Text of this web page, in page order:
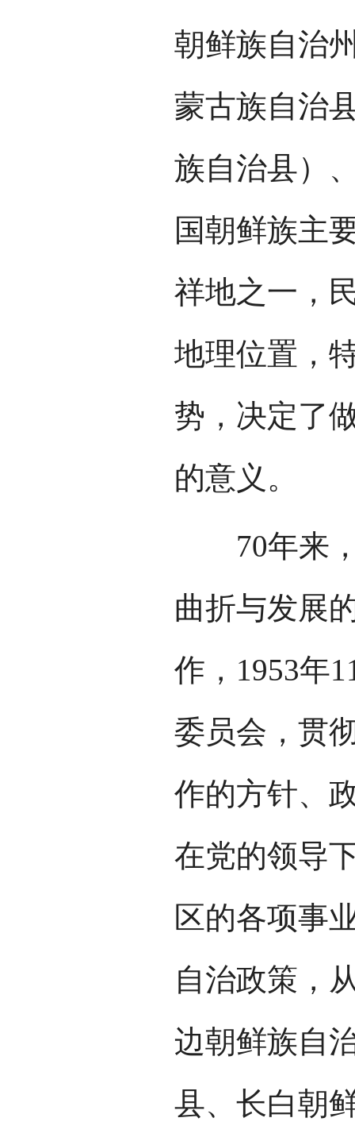
朝鲜族自治
蒙古族自治
族自治县）
国朝鲜族主
祥地之一，
地理位置，
势，决定了
的意义。
70年来，
曲折与发展
作，1953年
委员会，贯
作的方针、
在党的领导
区的各项事
自治政策，
边朝鲜族自
县、长白朝